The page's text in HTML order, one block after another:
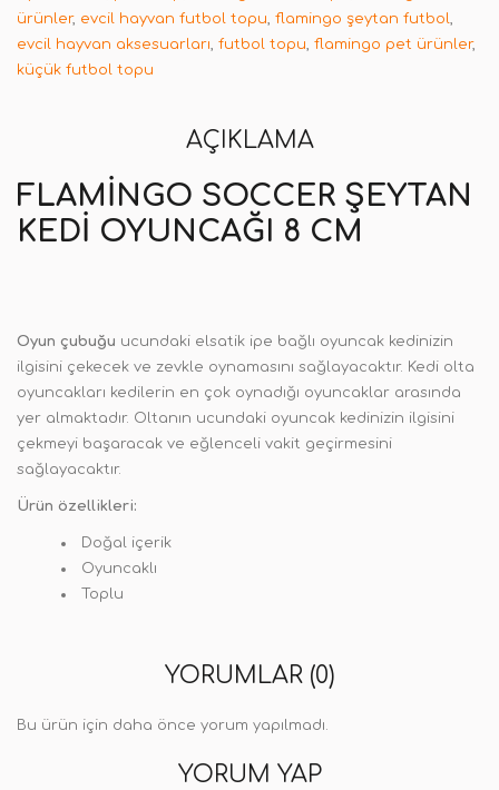
ürünler, evcil hayvan futbol topu, flamingo şeytan futbol,
evcil hayvan aksesuarları, futbol topu, flamingo pet ürünler,
küçük futbol topu
AÇIKLAMA
FLAMINGO SOCCER ŞEYTAN
KEDI OYUNCAĞI 8 CM
Oyun çubuğu ucundaki elsatik ipe bağlı oyuncak kedinizin
ilgisini çekecek ve zevkle oynamasını sağlayacaktır. Kedi olta
oyuncakları kedilerin en çok oynadığı oyuncaklar arasında
yer almaktadır. Oltanın ucundaki oyuncak kedinizin ilgisini
çekmeyi başaracak ve eğlenceli vakit geçirmesini
sağlayacaktır.
Ürün özellikleri:
Doğal içerik
Oyuncaklı
Toplu
YORUMLAR (0)
Bu ürün için daha önce yorum yapılmadı.
YORUM YAP